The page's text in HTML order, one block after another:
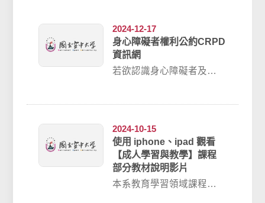
2024-12-17
身心障礙者權利公約CRPD
資訊網
若欲認識身心障礙者及公
2024-10-15
使用 iphone、ipad 觀看
【成人學習與教學】課程
部分教材說明影片
本系教育學習領域課程